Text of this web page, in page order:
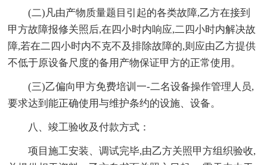
(二)凡由产物质量题目引起的各类故障,乙方在接到
甲方故障报修关照后,在四小时内响应,二四小时内解决故
障,若在二四小时内不克不及排除故障的,则应由乙方提供
不低于原设备尺度的备用产物保证甲方的正常使用。
(三)乙偏向甲方免费培训一-二名设备操作管理人员,
要求达到能正确使用与维护条约的设施、设备。
八、竣工验收及付款方式：
项目施工安装、调试完毕,由乙方关照甲方组织验收,